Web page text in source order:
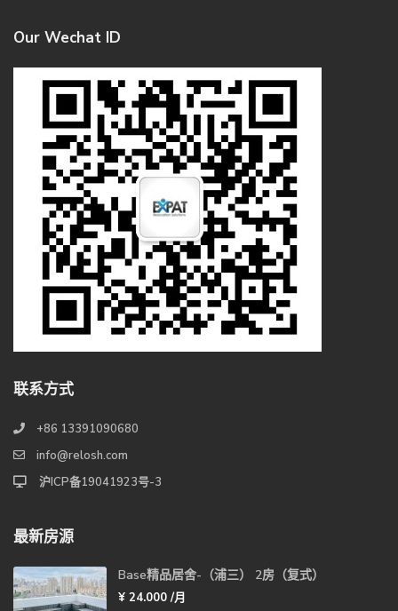
Our Wechat ID
联系方式
+86 13391090680
info@relosh.com
沪ICP备19041923号-3
最新房源
Base精品居舍-（浦三） 2房（复式）
¥ 24.000/月